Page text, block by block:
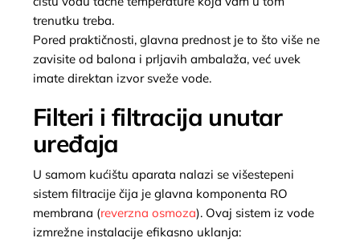
trenutku treba.
Pored praktičnosti, glavna prednost je to što više ne
zavisite od balona i prljavih ambalaža, već uvek
imate direktan izvor sveže vode.
Filteri i filtracija unutar
uređaja
U samom kućištu aparata nalazi se višestepeni
sistem filtracije čija je glavna komponenta RO
membrana (reverzna osmoza). Ovaj sistem iz vode
izmrežne instalacije efikasno uklanja: